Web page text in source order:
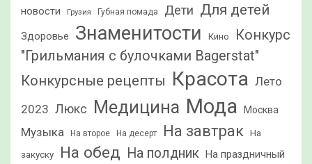
новости
Грузия Губная помада Дети Для детей
Здоровье Знаменитости Кино
Конкурс
"Грильмания с булочками Bagerstat"
Конкурсные рецепты Красота Лето
2023 Люкс Медицина Мода Москва
Музыка На второе На десерт На завтрак На
закуску На обед На полдник
На праздничный